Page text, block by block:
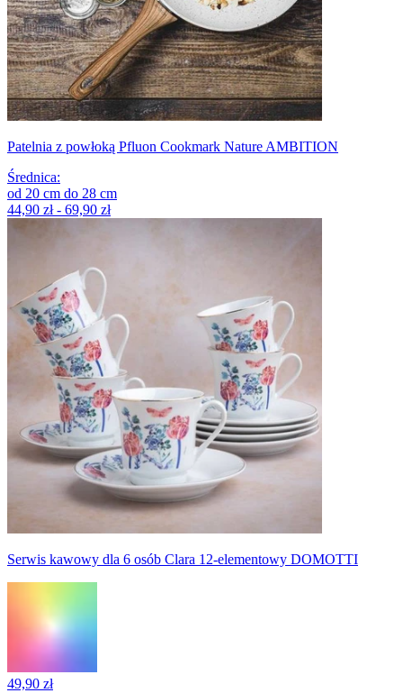
Patelnia z powłoką Pfluon Cookmark Nature AMBITION
Średnica:
od 20 cm do 28 cm
44,90 zł - 69,90 zł
Serwis kawowy dla 6 osób Clara 12-elementowy DOMOTTI
49,90 zł